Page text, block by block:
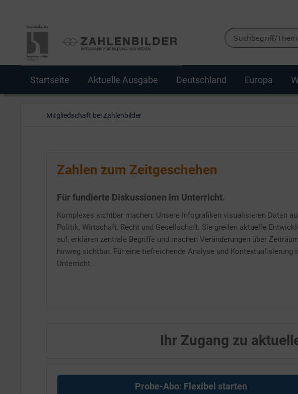
Startseite Aktuelle Ausgabe Deutschland Europa
Mitgliedschaft bei Zahlenbilder
Zahlen zum Zeitgeschehen
Für fundierte Diskussionen im Unterricht.
Komplexes sichtbar machen: Unsere Infografiken visualisieren Daten
Politik, Wirtschaft, Recht und Gesellschaft. Sie greifen aktuelle
auf, erklären zentrale Begriffe und machen Veränderungen über
hinweg sichtbar. Für eine tiefreichende Analyse und Kontextualisierung
Unterricht.
Probe-Abo: Flexibel starten
Ihr Zugang zu